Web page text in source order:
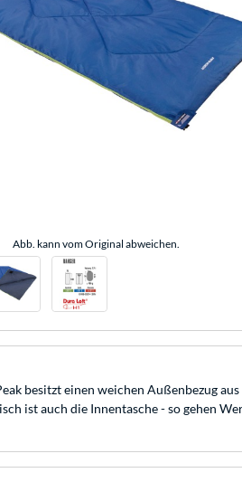
Abb. kann vom Original abweichen.
besitzt einen weichen Außenbezug
ist auch die Innentasche - so gehen